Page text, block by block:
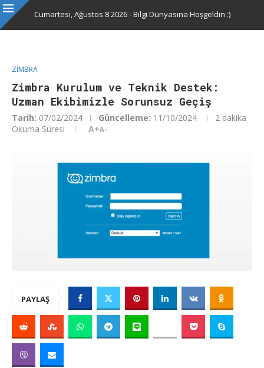
Cumartesi, Ağustos 8 2026 - Bilgi Dünyasına Hoşgeldin :)
ZIMBRA
Zimbra Kurulum ve Teknik Destek:
Uzman Ekibimizle Sorunsuz Geçiş
Tarih: 07/02/2024 Güncelleme: 11/10/2024
2 dakika
Okuma Süresi
A+A-
PAYLAŞ